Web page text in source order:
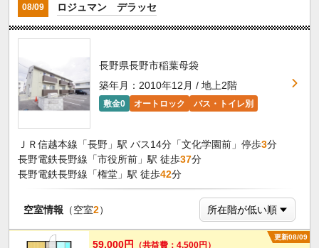
08/09 ロジュマン デラッセ
長野県長野市稲葉母袋
築年月：2010年12月 / 地上2階
敷金0 オートロック バス・トイレ別
ＪＲ信越本線「長野」駅 バス14分「文化学園前」停歩3分
長野電鉄長野線「市役所前」駅 徒歩37分
長野電鉄長野線「権堂」駅 徒歩42分
空室情報 （空室2）
更新08/09
59,000円
（共益費：4,500円）